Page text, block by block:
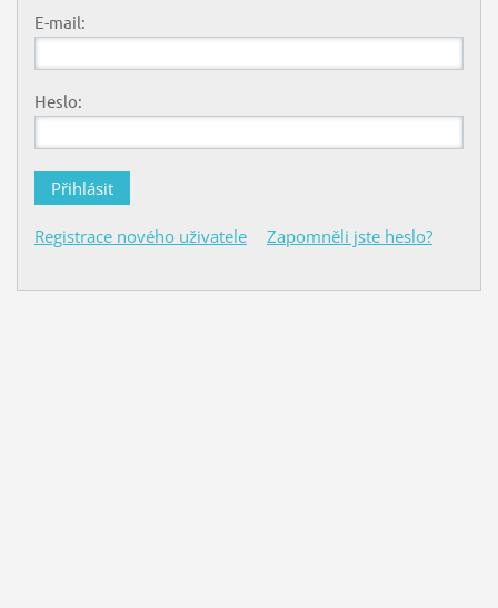
E-mail:
Heslo:
Registrace nového uživatele Zapomněli jste heslo?